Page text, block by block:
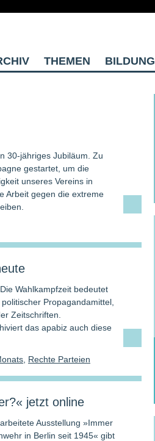
THEMEN BILDUNG
30-jähriges Jubiläum. Zu
gestartet, um die
unseres Vereins in
Arbeit gegen die extreme
Wahlkampfzeit bedeutet
Propagandamittel,
Zeitschriften.
das apabiz auch diese
Rechte Parteien
jetzt online
Ausstellung »Immer
in Berlin seit 1945« gibt